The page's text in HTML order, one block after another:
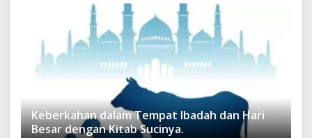
Keberkahan dalam Tempat Ibadah dan Hari
Besar dengan Kitab Sucinya.